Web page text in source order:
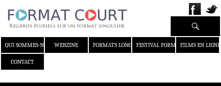
QUI SOMMES-NOUS ?WEBZINE FORMATS LONGS FESTIVAL FORMAT COURT
FILMS EN LIGNE
CONTACT
Recherche